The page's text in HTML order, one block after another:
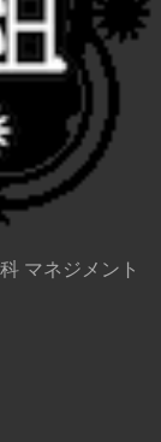
マネジメント